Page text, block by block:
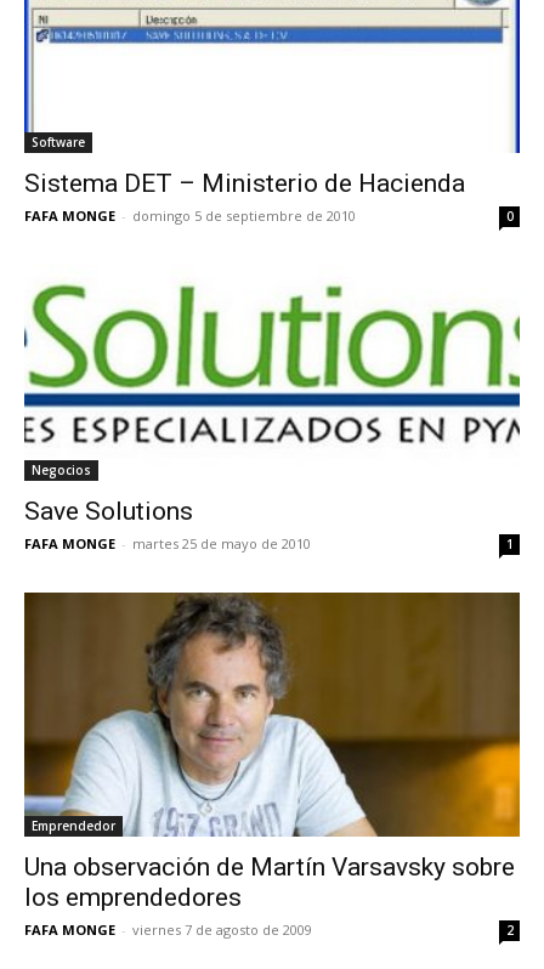
Software
Sistema DET – Ministerio de Hacienda
FAFA MONGE - domingo 5 de septiembre de 2010 0
Negocios
Save Solutions
FAFA MONGE - martes 25 de mayo de 2010 1
Emprendedor
Una observación de Martín Varsavsky sobre
los emprendedores
FAFA MONGE - viernes 7 de agosto de 2009 2